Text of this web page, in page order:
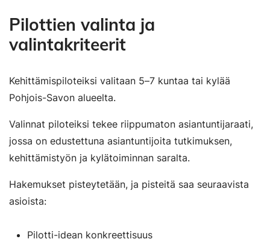
Pilottien valinta ja
valintakriteerit
Kehittämispiloteiksi valitaan 5–7 kuntaa tai kylää
Pohjois-Savon alueelta.
Valinnat piloteiksi tekee riippumaton asiantuntijaraati,
jossa on edustettuna asiantuntijoita tutkimuksen,
kehittämistyön ja kylätoiminnan saralta.
Hakemukset pisteytetään, ja pisteitä saa seuraavista
asioista:
Pilotti-idean konkreettisuus